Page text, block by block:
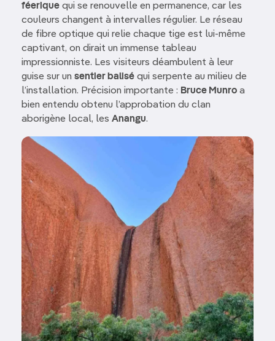
féerique qui se renouvelle en permanence, car les
couleurs changent à intervalles régulier. Le réseau
de fibre optique qui relie chaque tige est lui-même
captivant, on dirait un immense tableau
impressionniste. Les visiteurs déambulent à leur
guise sur un sentier balisé qui serpente au milieu de
l’installation. Précision importante : Bruce Munro a
bien entendu obtenu l’approbation du clan
aborigène local, les Anangu.
Image